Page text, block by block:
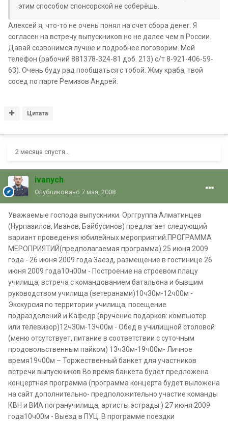
этим способом спонсорской не соберёшь.
Алексей я, что-то не очень понял на счет сбора денег. Я
согласен на встречу выпускников но не далее чем в России.
Давай созвонимся лучше и подробнее поговорим. Мой
телефон (рабочий 881378-324-81 доб. 213) с/т 8-921-406-59-
63). Очень буду рад пообщаться с тобой. Жму краба, твой
сосед по парте Ремизов Андрей.
Цитата
2 месяца спустя...
ivanych
Опубликовано 7 мая, 2008
Уважаемые господа выпускники. Орггруппа Алматинцев
(Нурпазилов, Иванов, Байбусинов) предлагает следующий
вариант проведения юбилейных мероприятий.ПРОГРАММА
МЕРОПРИЯТИЙ(предполагаемая программа) 25 июня 2009
года - 26 июня 2009 года Заезд, размещение в гостинице 26
июня 2009 года10ч00м - Построение на строевом плацу
училища, встреча с командованием батальона и бывшим
руководством училища (ветеранами)10ч30м-12ч00м -
Экскурсия по территории училища, посещение
подразделений и Кафедр (вручение подарков: компьютер
или телевизор)12ч30м-13ч00м - Обед в училищной столовой
(меню отсутствует, питание в соответствии с суточным
продовольственным пайком) 13ч30м-19ч00м- Личное
время19ч00м – Торжественный банкет для участников
встречи выпускников Во время банкета будет предложена
концертная программа (программа концерта будет выложена
на сайт дополнительно- предположительно участие команды
КВН и ВИА погранучилища, артисты эстрады ) 27 июня 2009
года10ч00м - Выезд в ПУЦ. В программе поездки